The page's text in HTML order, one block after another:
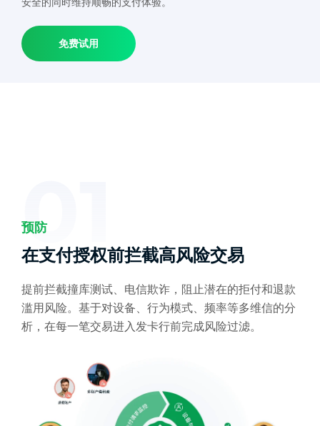
免费试用
01
预防
在支付授权前拦截高风险交易
提前拦截撞库测试、电信欺诈，阻止潜在的拒付和退款
滥用风险。基于对设备、行为模式、频率等多维信的分
析，在每一笔交易进入发卡行前完成风险过滤。